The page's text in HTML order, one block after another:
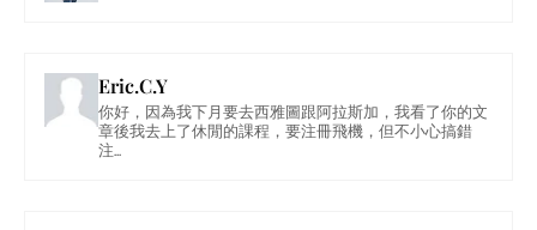
Eric.C.Y
你好，因為我下月要去西雅圖跟阿拉斯加，我看了你的文
章後我去上了休閒的課程，要注冊飛機，但不小心搞錯
注...